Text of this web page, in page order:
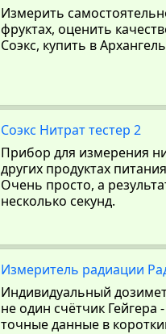
Измерить
фруктах, оценить
Соэкс, купить в
Соэкс Нитрат тестер 2
Прибор для измерения
других продуктах
Очень просто, а
несколько секунд.
Измеритель радиации
Индивидуальный
не один счётчик
точные данные в